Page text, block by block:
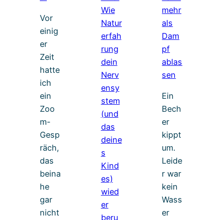
Vor
einig
er
Zeit
hatte
ich
ein
Zoo
m-
Gesp
räch,
das
beina
he
gar
nicht
Ein
Bech
er
kippt
um.
Leide
r war
kein
Wass
er